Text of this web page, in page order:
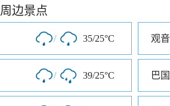
周边景点
/ 35/25°C 观
/ 39/25°C 巴